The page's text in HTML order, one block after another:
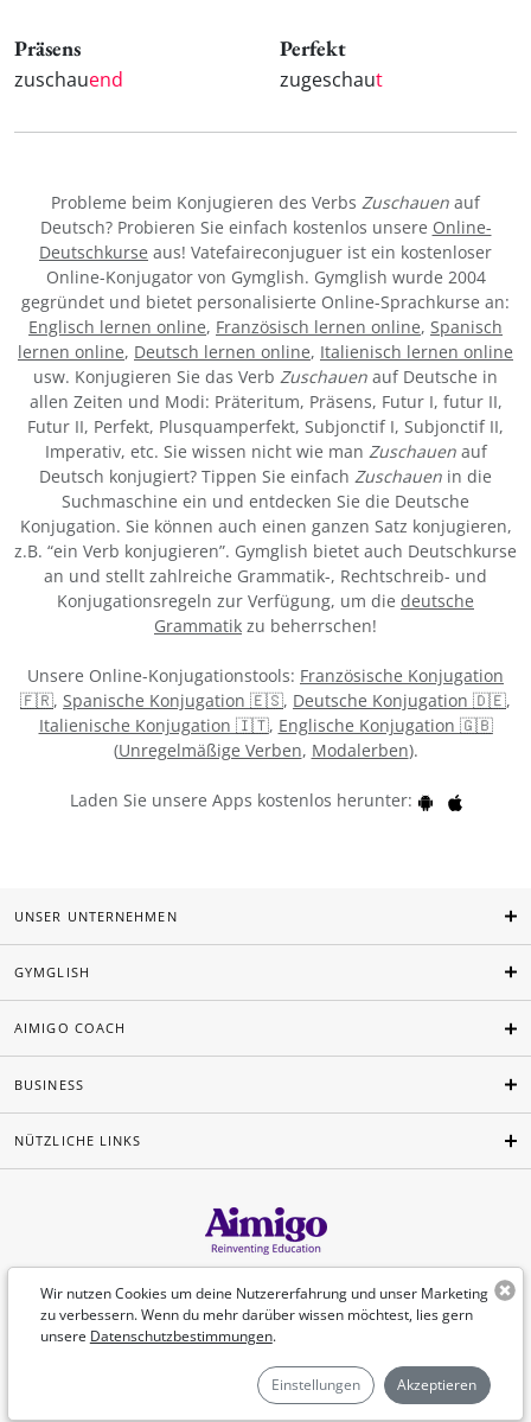
Präsens
zuschauend
Perfekt
zugeschaut
Probleme beim Konjugieren des Verbs Zuschauen auf
Deutsch? Probieren Sie einfach kostenlos unsere Online-
Deutschkurse aus! Vatefaireconjuguer ist ein kostenloser
Online-Konjugator von Gymglish. Gymglish wurde 2004
gegründet und bietet personalisierte Online-Sprachkurse an:
Englisch lernen online, Französisch lernen online, Spanisch
lernen online, Deutsch lernen online, Italienisch lernen online
usw. Konjugieren Sie das Verb Zuschauen auf Deutsche in
allen Zeiten und Modi: Präteritum, Präsens, Futur I, futur II,
Futur II, Perfekt, Plusquamperfekt, Subjonctif I, Subjonctif II,
Imperativ, etc. Sie wissen nicht wie man Zuschauenauf
Deutsch konjugiert? Tippen Sie einfach Zuschauen in die
Suchmaschine ein und entdecken Sie die Deutsche
Konjugation. Sie können auch einen ganzen Satz konjugieren,
z.B. “ein Verb konjugieren”. Gymglish bietet auch Deutschkurse
an und stellt zahlreiche Grammatik-, Rechtschreib- und
Konjugationsregeln zur Verfügung, um die deutsche
Grammatik zu beherrschen!
Unsere Online-Konjugationstools: Französische Konjugation
🇫🇷, Spanische Konjugation 🇪🇸, Deutsche Konjugation 🇩🇪,
Italienische Konjugation 🇮🇹, Englische Konjugation 🇬🇧
(Unregelmäßige Verben, Modalerben).
Laden Sie unsere Apps kostenlos herunter:
Wir nutzen Cookies um deine Nutzererfahrung und unser Marketing
zu verbessern. Wenn du mehr darüber wissen möchtest, lies gern
unsere Datenschutzbestimmungen.
Einstellungen Akzeptieren
UNSER UNTERNEHMEN
GYMGLISH
AIMIGO COACH
BUSINESS
NÜTZLICHE LINKS
Deutsch
©Aimigo 2026